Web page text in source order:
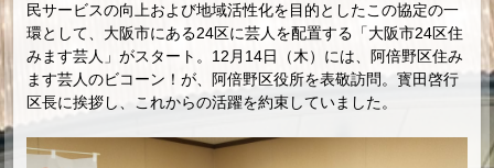
民サービスの向上および地域活性化を目的としたこの協定の一
環として、大阪市にある24区に芸人を配置する「大阪市24区住
みます芸人」がスタート。12月14日（木）には、阿倍野区住み
ます芸人のビコーン！が、阿倍野区役所を表敬訪問。寳田啓行
区長に挨拶し、これからの活躍を約束していました。